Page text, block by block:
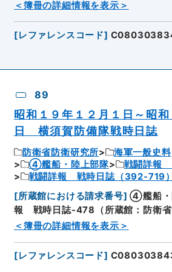
＜簿冊の詳細情報を表示＞
[レファレンスコード]
89
昭和１９年１２月１日～昭
日 横須賀防備隊戦時日誌
防衛省防衛研究所
海軍一般史料
④艦船・陸上部隊
戦闘詳報
戦闘詳報 戦時日誌（392-719）
[所蔵館における請求番号] ④艦船・
報 戦時日誌-478（所蔵館：防衛省
＜簿冊の詳細情報を表示＞
[レファレンスコード]